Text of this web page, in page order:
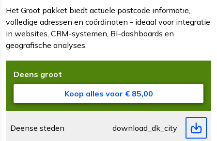
Het Groot pakket biedt actuele postcode informatie,
volledige adressen en coördinaten - ideaal voor integratie
in websites, CRM-systemen, BI-dashboards en
geografische analyses.
Deens groot
Koop alles voor € 85,00
Deense steden download_dk_city.zip